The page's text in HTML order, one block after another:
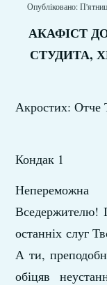
Опубліковано:
АКАФІСТ
СТУДИТА,
Акростих: Отче
Кондак 1
Вседержителю!
останніх слуг
А ти,
обіцяв